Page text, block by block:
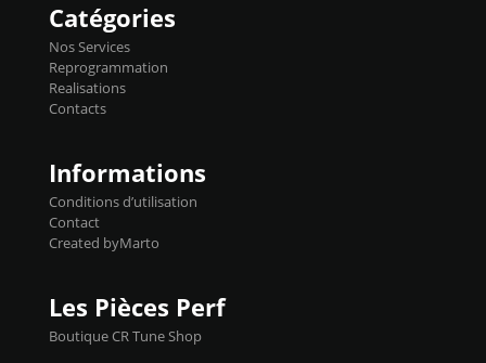
précise et performante. Vous pourrez
basculer de la carto sans plomb à Ethanol à
l'aide du flashpro OPTION ECONOMIQUES
Reprog SP 98 sur le calculateur d'origine
450€ TTC Un gain d'environ 10cv et 15nm
Catégories
Nos Services
Reprogrammation
Realisations
Contacts
Informations
Conditions d’utilisation
Contact
Created byMarto
Les Pièces Perf
Boutique CR Tune Shop